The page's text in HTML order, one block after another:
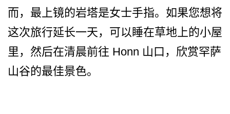
而，­最上镜的岩塔是女士手指。如果您想将
这次旅行延长一­天，可以睡在草地上的小屋
里，然后在清晨前往 Honn 山口，欣赏罕萨
山谷的最佳景色。